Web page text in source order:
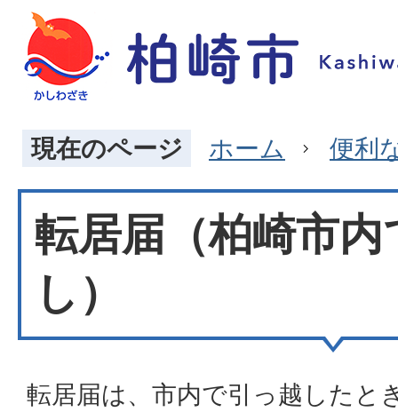
現在のページ ホーム 便利
転居届（柏崎市
し）
転居届は、市内で引っ越したと